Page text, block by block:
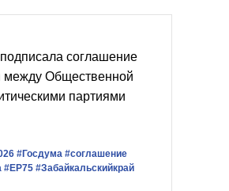
соглашение
между Общественной
партиями
#Госдума #соглашение
#ЕР75 #Забайкальскийкрай